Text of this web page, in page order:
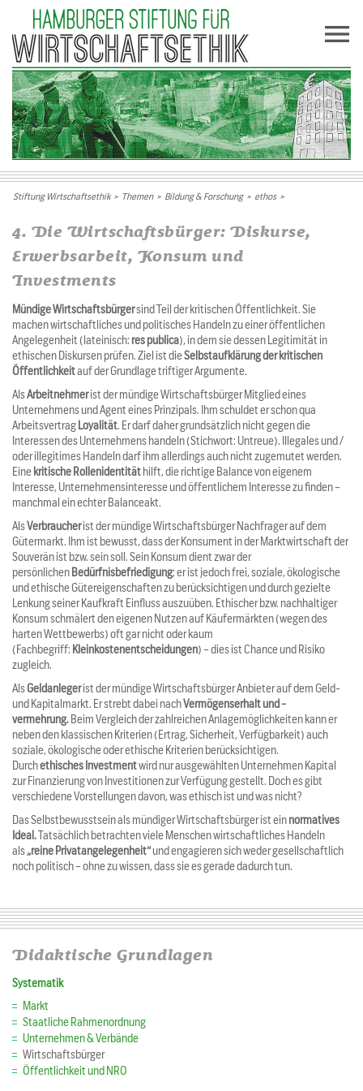
Stiftung Wirtschaftsethik> Themen> Bildung & Forschung> ethos>
4. Die Wirtschaftsbürger: Diskurse,
Erwerbsarbeit, Konsum und
Investments
Mündige Wirtschaftsbürgersind Teil der kritischen Öffentlichkeit. Sie
machen wirtschaftliches und politisches Handeln zu einer öffentlichen
Angelegenheit (lateinisch: res publica), in dem sie dessen Legitimität in
ethischen Diskursen prüfen. Ziel ist dieSelbstaufklärung der kritischen
Öffentlichkeitauf der Grundlage triftiger Argumente.
AlsArbeitnehmerist der mündige Wirtschaftsbürger Mitglied eines
Unternehmens und Agent eines Prinzipals. Ihm schuldet er schon qua
Arbeitsvertrag Loyalität. Er darf daher grundsätzlich nicht gegen die
Interessen des Unternehmens handeln (Stichwort: Untreue). Illegales und /
oder illegitimes Handeln darf ihm allerdings auch nicht zugemutet werden.
Eine kritische Rollenidentität hilft, die richtige Balance von eigenem
Interesse, Unternehmensinteresse und öffentlichem Interesse zu finden –
manchmal ein echter Balanceakt.
AlsVerbraucherist der mündige Wirtschaftsbürger Nachfrager auf dem
Gütermarkt. Ihm ist bewusst, dass der Konsument in der Marktwirtschaft der
Souverän ist bzw. sein soll. Sein Konsum dient zwar der
persönlichen Bedürfnisbefriedigung; er ist jedoch frei, soziale, ökologische
und ethische Gütereigenschaften zu berücksichtigen und durch gezielte
Lenkung seiner Kaufkraft Einfluss auszuüben. Ethischer bzw. nachhaltiger
Konsum schmälert den eigenen Nutzen auf Käufermärkten (wegen des
harten Wettbewerbs) oft gar nicht oder kaum
(Fachbegriff: Kleinkostenentscheidungen) – dies ist Chance und Risiko
zugleich.
AlsGeldanlegerist der mündige Wirtschaftsbürger Anbieter auf dem Geld-
und Kapitalmarkt. Er strebt dabei nachVermögenserhalt und -
vermehrung. Beim Vergleich der zahlreichen Anlagemöglichkeiten kann er
neben den klassischen Kriterien (Ertrag, Sicherheit, Verfügbarkeit) auch
soziale, ökologische oder ethische Kriterien berücksichtigen.
Durchethisches Investmentwird nur ausgewählten Unternehmen Kapital
zur Finanzierung von Investitionen zur Verfügung gestellt. Doch es gibt
verschiedene Vorstellungen davon, was ethisch ist und was nicht?
Das Selbstbewusstsein als mündiger Wirtschaftsbürger ist einnormatives
Ideal.Tatsächlich betrachten viele Menschen wirtschaftliches Handeln
als„reine Privatangelegenheit“und engagieren sich weder gesellschaftlich
noch politisch – ohne zu wissen, dass sie es gerade dadurch tun.
Didaktische Grundlagen
Systematik
Markt
Staatliche Rahmenordnung
Unternehmen & Verbände
Wirtschaftsbürger
Öffentlichkeit und NRO